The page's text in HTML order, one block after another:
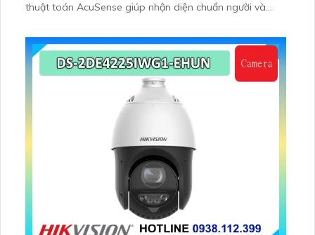
thuật toán AcuSense giúp nhận diện chuẩn người và
100m